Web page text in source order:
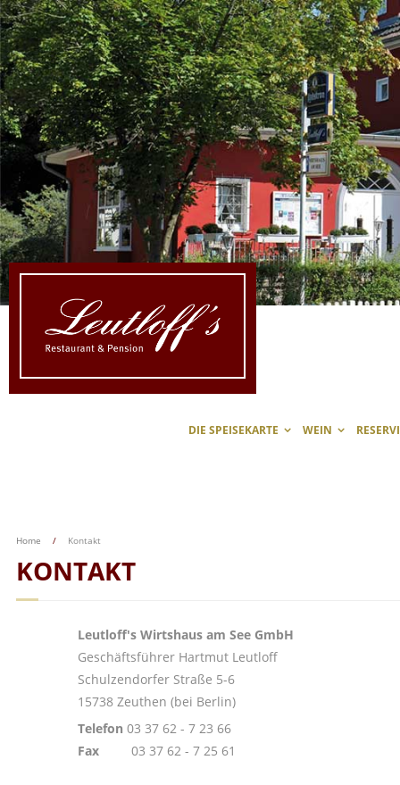
DIE SPEISEKARTE WEIN
KONTAKT
Home / Kontakt
Leutloff's Wirtshaus am See GmbH
Geschäftsführer Hartmut Leutloff
Schulzendorfer Straße 5-6
15738 Zeuthen (bei Berlin)
Telefon 03 37 62 - 7 23 66
Fax 03 37 62 - 7 25 61